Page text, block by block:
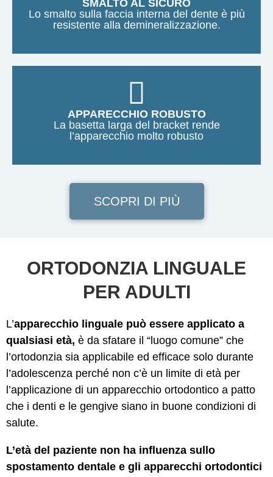
SMALTO AL SICURO
Lo smalto sulla faccia interna del dente è più
resistente alla demineralizzazione.
APPARECCHIO ROBUSTO
La basetta larga del bracket rende
l’apparecchio molto robusto
SCOPRI DI PIÙ
ORTODONZIA LINGUALE
PER ADULTI
L’apparecchio linguale può essere applicato a
qualsiasi età, è da sfatare il “luogo comune” che
l’ortodonzia sia applicabile ed efficace solo durante
l’adolescenza perché non c’è un limite di età per
l’applicazione di un apparecchio ortodontico a patto
che i denti e le gengive siano in buone condizioni di
salute.
L’età del paziente non ha influenza sullo
spostamento dentale e gli apparecchi ortodontici